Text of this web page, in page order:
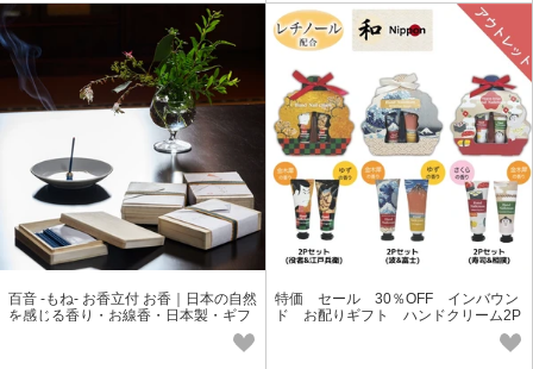
百音 -もね- お香立付 お香｜日本の自然
を感じる香り・お線香・日本製・ギフ
特価 セール 30％OFF インバウン
ド お配りギフト ハンドクリーム2P